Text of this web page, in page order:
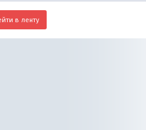
в ленту